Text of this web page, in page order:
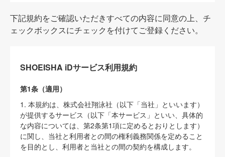
下記規約をご確認いただきすべての内容に同意の上、チ
ェックボックスにチェックを付けてご登録ください。
SHOEISHA iDサービス利用規約
第1条（適用）
1. 本規約は、株式会社翔泳社（以下「当社」といいます）
が提供するサービス（以下「本サービス」といい、具体的
な内容については、第2条第1項に定めるとおりとします）
に関し、当社と利用者との間の権利義務関係を定めること
を目的とし、利用者と当社との間の契約を構成します。